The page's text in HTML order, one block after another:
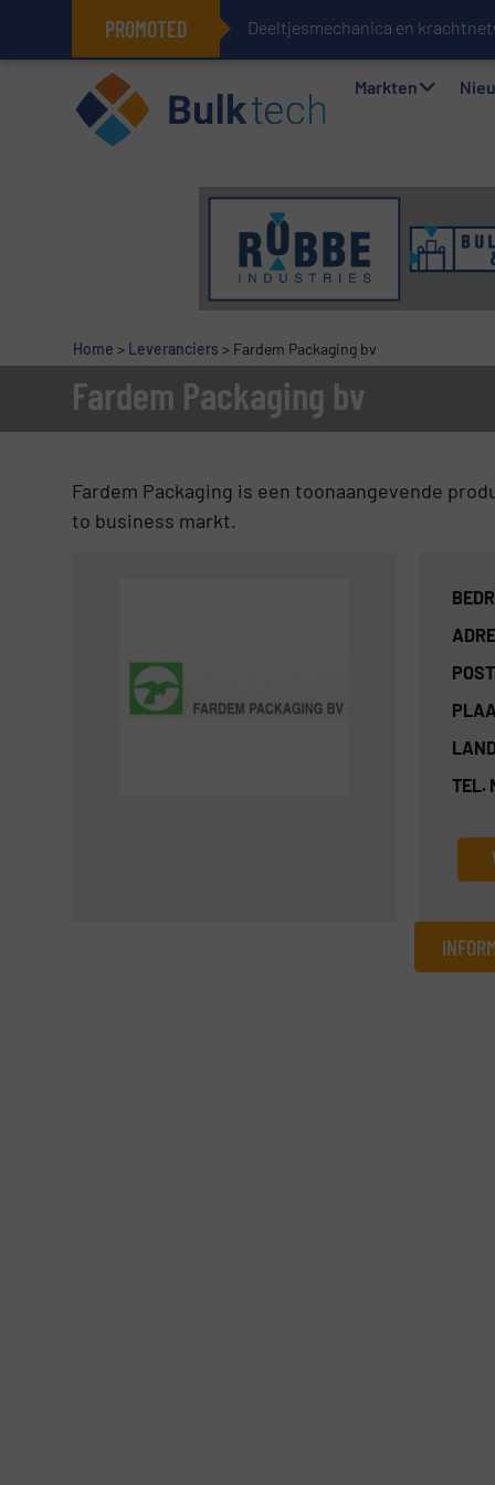
PROMOTED Deeltjesmechanica en
Geïntegreerde doserings- en
Markten
Home > Leveranciers > Fardem Packaging bv
Fardem Packaging bv
Fardem Packaging is een toonaangevende
to business markt.
TEL.